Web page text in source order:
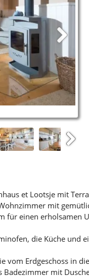
et Lootsje mit
mit
für einen erholsamen
die Küche und
vom Erdgeschoss in
Badezimmer mit